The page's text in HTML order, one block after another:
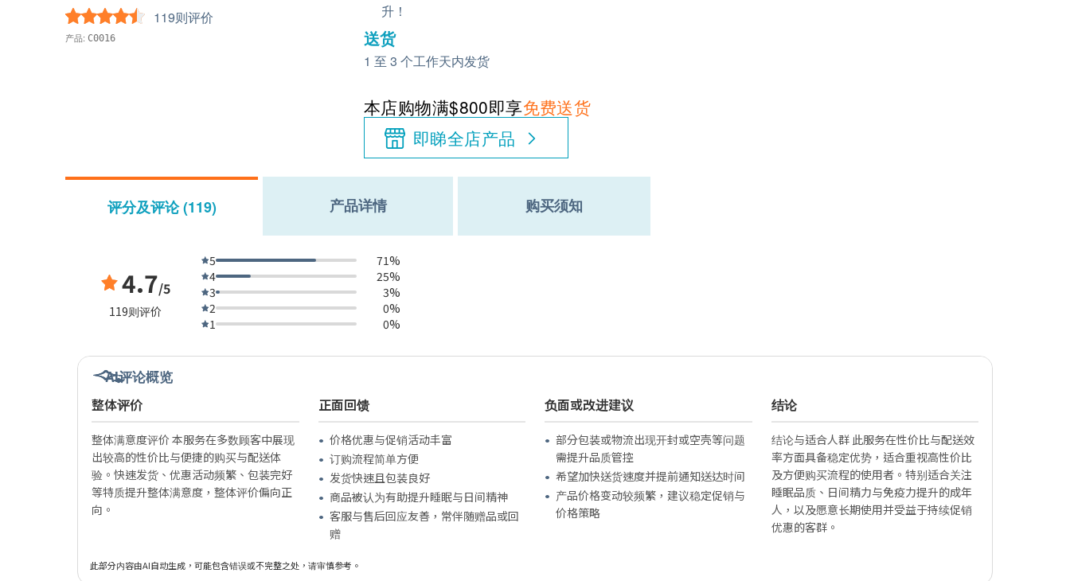
119则评价
产品: C0016
升！
送货
1 至 3 个工作天内发货
本店购物满$800即享免费送货
即睇全店产品
评分及评论 (119) 产品详情 购买须知
4.7/5
119则评价
5
71%
4
25%
3
3%
2
0%
1
0%
AI评论概览
整体评价
整体满意度评价 本服务在多数顾客中展现
出较高的性价比与便捷的购买与配送体
验。快速发货、优惠活动频繁、包装完好
等特质提升整体满意度，整体评价偏向正
向。
正面回馈
价格优惠与促销活动丰富
订购流程简单方便
发货快速且包装良好
商品被认为有助提升睡眠与日间精神
客服与售后回应友善，常伴随赠品或回
赠
负面或改进建议
部分包装或物流出现开封或空壳等问题
需提升品质管控
希望加快送货速度并提前通知送达时间
产品价格变动较频繁，建议稳定促销与
价格策略
结论
结论与适合人群 此服务在性价比与配送效
率方面具备稳定优势，适合重视高性价比
及方便购买流程的使用者。特别适合关注
睡眠品质、日间精力与免疫力提升的成年
人，以及愿意长期使用并受益于持续促销
优惠的客群。
此部分内容由AI自动生成，可能包含错误或不完整之处，请审慎参考。